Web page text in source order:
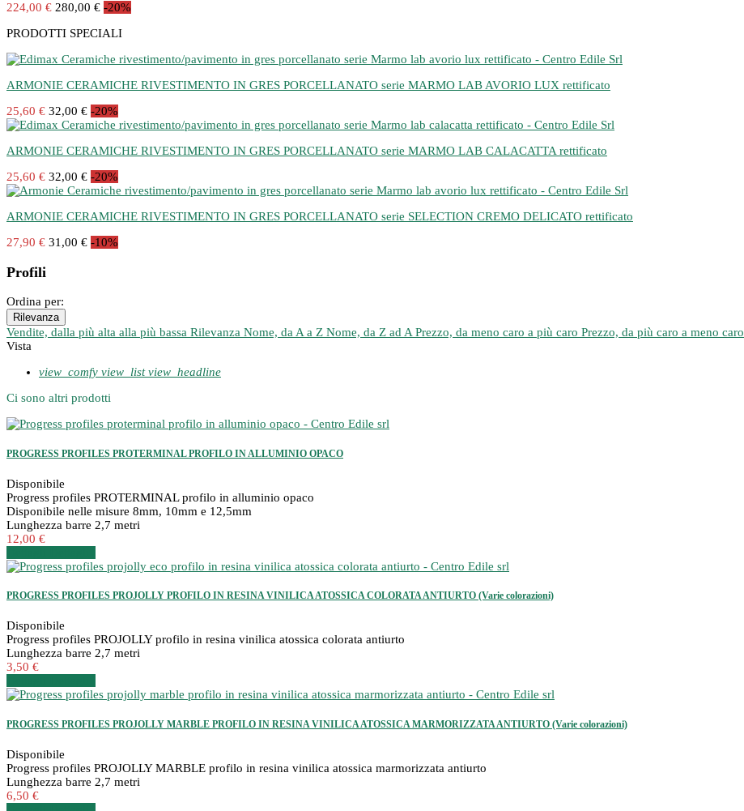
224,00 € 280,00 € -20%
PRODOTTI SPECIALI
ARMONIE CERAMICHE RIVESTIMENTO IN GRES PORCELLANATO serie MARMO LAB AVORIO LUX rettificato
25,60 € 32,00 € -20%
ARMONIE CERAMICHE RIVESTIMENTO IN GRES PORCELLANATO serie MARMO LAB CALACATTA rettificato
25,60 € 32,00 € -20%
ARMONIE CERAMICHE RIVESTIMENTO IN GRES PORCELLANATO serie SELECTION CREMO DELICATO rettificato
27,90 € 31,00 € -10%
Profili
Ordina per:
Rilevanza
Vendite, dalla più alta alla più bassa Rilevanza Nome, da A a Z Nome, da Z ad A Prezzo, da meno caro a più caro Prezzo, da più caro a meno caro
Vista
view_comfy view_list view_headline
Ci sono altri prodotti
PROGRESS PROFILES PROTERMINAL PROFILO IN ALLUMINIO OPACO
Disponibile
Progress profiles PROTERMINAL profilo in alluminio opaco
Disponibile nelle misure 8mm, 10mm e 12,5mm
Lunghezza barre 2,7 metri
12,00 €
PROGRESS PROFILES PROJOLLY PROFILO IN RESINA VINILICA ATOSSICA COLORATA ANTIURTO (Varie colorazioni)
Disponibile
Progress profiles PROJOLLY profilo in resina vinilica atossica colorata antiurto
Lunghezza barre 2,7 metri
3,50 €
PROGRESS PROFILES PROJOLLY MARBLE PROFILO IN RESINA VINILICA ATOSSICA MARMORIZZATA ANTIURTO (Varie colorazioni)
Disponibile
Progress profiles PROJOLLY MARBLE profilo in resina vinilica atossica marmorizzata antiurto
Lunghezza barre 2,7 metri
6,50 €